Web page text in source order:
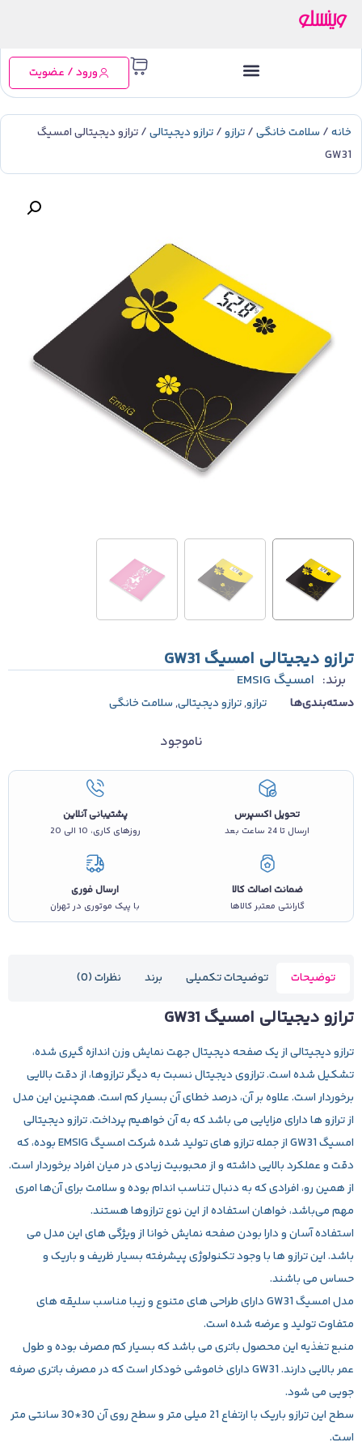
ورود / عضویت
خانه/ سلامت خانگی/ترازو/ترازو دیجیتالی/ ترازو دیجیتالی امسیگ
GW31
ترازو دیجیتالی امسیگ GW31
برند: امسیگ EMSIG
دسته‌بندی‌ها ترازو,ترازو دیجیتالی,سلامت خانگی
تحویل اکسپرس
ارسال تا 24 ساعت بعد
پشتیبانی آنلاین
روزهای کاری، 10 الی 20
ضمانت اصالت کالا
گارانتی معتبر کالاها
ارسال فوری
با پیک موتوری در تهران
ناموجود
توضیحات توضیحات تکمیلی برند نظرات (0)
ترازو دیجیتالی امسیگ GW31
ترازو دیجیتالی از یک صفحه دیجیتال جهت نمایش وزن اندازه گیری شده،
تشکیل شده است. ترازوی دیجیتال نسبت به دیگر ترازوها، از دقت بالایی
برخوردار است. علاوه بر آن، درصد خطای آن بسیار کم است. همچنین این مدل
از ترازو ها دارای مزایایی می باشد که به آن خواهیم پرداخت.ترازو دیجیتالی
امسیگ GW31
از جمله ترازو های تولید شده شرکت امسیگ EMSIG بوده، که
دقت و عملکرد بالایی داشته و از محبوبیت زیادی در میان افراد برخوردار است.
از همین رو، افرادی که به دنبال تناسب‌ اندام بوده و سلامت برای آن‌ها امری
مهم می‌باشد، خواهان استفاده از این نوع ترازوها هستند.
استفاده آسان و دارا بودن صفحه نمایش خوانا از ویژگی های این مدل می
باشد. این ترازو ها با وجود تکنولوژی پیشرفته بسیار ظریف و باریک و
حساس می باشند.
مدل امسیگ GW31 دارای طراحی های متنوع و زیبا مناسب سلیقه های
متفاوت تولید و عرضه شده است.
منبع تغذیه این محصول باتری می باشد که بسیار کم مصرف بوده و طول
عمر بالایی دارند. GW31 دارای خاموشی خودکار است که در مصرف باتری صرفه
جویی می شود.
سطح این ترازو باریک با ارتفاع 21 میلی متر و سطح روی آن 30*30 سانتی متر
است.